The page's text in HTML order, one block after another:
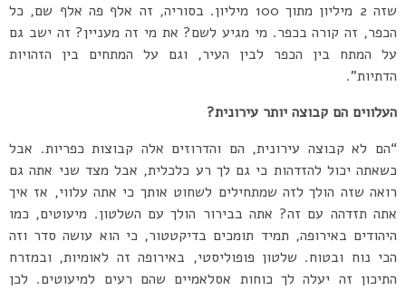
שזה 2 מיליון מתוך 100 מיליון. בסוריה, זה אלף פה אלף שם, כל
הכפר, זה קורה בכפר. מי מגיע לשם? את מי זה מעניין? זה ישב גם
על המתח בין הכפר לבין העיר, וגם על המתחים בין הזהויות
הדתיות”.
העלווים הם קבוצה יותר עירונית?
“הם לא קבוצה עירונית, הם והדרוזים אלה קבוצות כפריות. אבל
כשאתה יכול להזדהות כי גם לך רע כלכלית, אבל מצד שני אתה גם
רואה שזה הולך לזה שמתחילים לשחוט אותך כי אתה עלווי, אז איך
אתה תזדהה עם זה? אתה בבירור הולך עם השלטון. מיעוטים, כמו
היהודים באירופה, תמיד תומכים בדיקטטור, כי הוא עושה סדר וזה
הכי נוח ובטוח. שלטון פופוליסטי, באירופה זה לאומיות, ובמזרח
התיכון זה יעלה לך כוחות אסלאמיים שהם רעים למיעוטים. לכן